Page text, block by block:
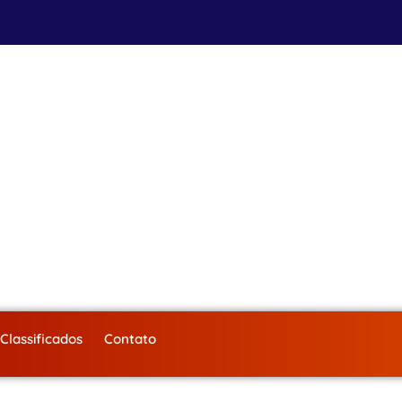
Classificados Contato